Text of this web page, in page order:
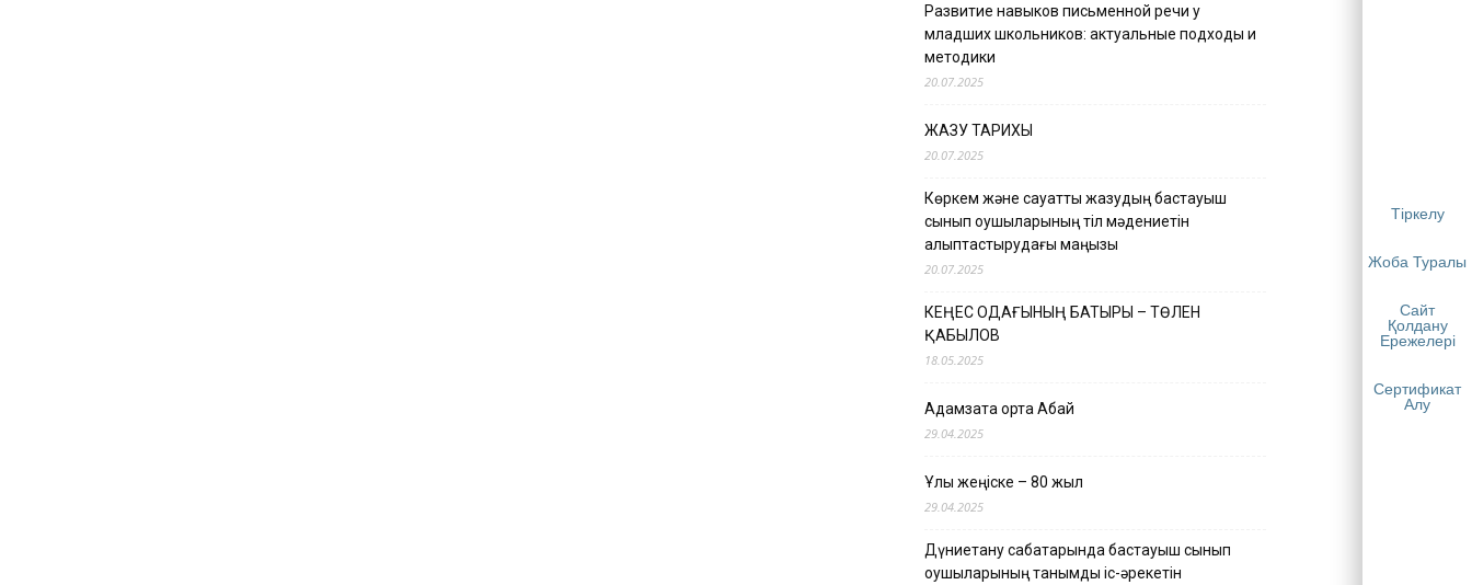
Тіркелу
Жоба Туралы
Сайт
Қолдану
Ережелері
Сертификат
Алу
Развитие навыков письменной речи у
младших школьников: актуальные подходы и
методики
20.07.2025
ЖАЗУ ТАРИХЫ
20.07.2025
Көркем және сауатты жазудың бастауыш
сынып оқушыларының тіл мәдениетін
қалыптастырудағы маңызы
20.07.2025
КЕҢЕС ОДАҒЫНЫҢ БАТЫРЫ – ТӨЛЕН
ҚАБЫЛОВ
18.05.2025
Адамзатқа ортақ Абай
29.04.2025
Ұлы жеңіске – 80 жыл
29.04.2025
Дүниетану сабақтарында бастауыш сынып
оқушыларының танымдық іс-әрекетін